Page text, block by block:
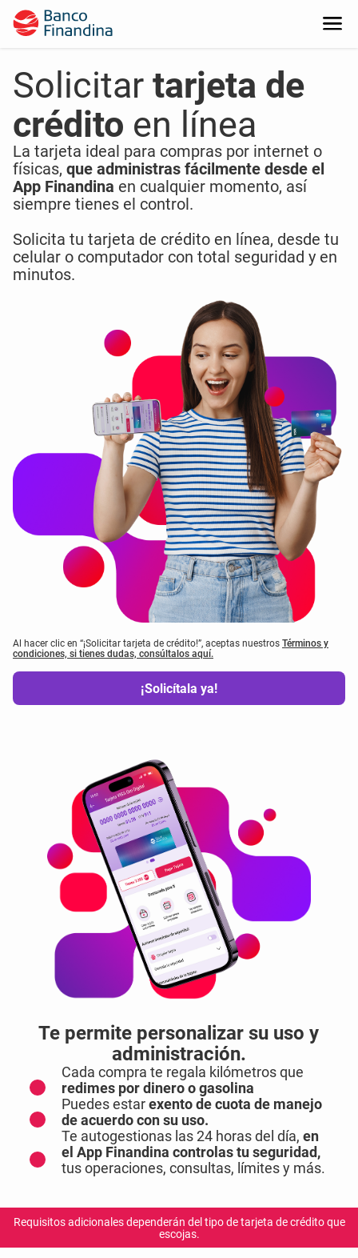
Solicitartarjeta de
crédito en línea
La tarjeta ideal para compras por internet o
físicas, que administras fácilmente desde el
App Finandina en cualquier momento, así
siempre tienes el control.
Solicita tu tarjeta de crédito en línea, desde tu
celular o computador con total seguridad y en
minutos.
Al hacer clic en “¡Solicitar tarjeta de crédito!”, aceptas nuestrosTérminos y
condiciones, si tienes dudas, consúltalos aquí.
¡Solicítala ya!
Te permite personalizar su uso y
administración.
Cada compra te regala kilómetros que
redimes por dinero o gasolina
Puedes estarexento de cuota de manejo
de acuerdo con su uso.
Te autogestionas las 24 horas del día, en
el App Finandina controlas tu seguridad,
tus operaciones, consultas, límites y más.
Requisitos adicionales dependerán del tipo de tarjeta de crédito que
escojas.